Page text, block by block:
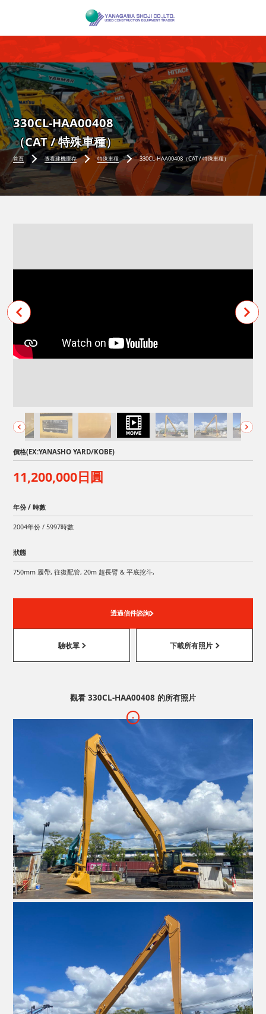
330CL-HAA00408
（CAT / 特殊車種）
首頁 查看建機庫存 特殊車種 330CL-HAA00408（CAT / 特殊車種）
價格(EX:YANASHO YARD/KOBE)
11,200,000日圓
年份 / 時數
2004年份 / 5997時數
狀態
750mm 履帶, 往復配管, 20m 超長臂 & 平底挖斗,
透過信件諮詢
驗收單 下載所有照片
觀看 330CL-HAA00408 的所有照片